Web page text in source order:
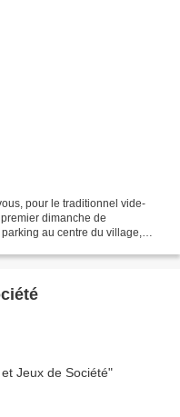
pour le traditionnel vide-
dimanche de
au centre du village,